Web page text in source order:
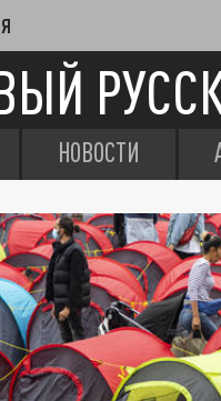
НОВОСТИ